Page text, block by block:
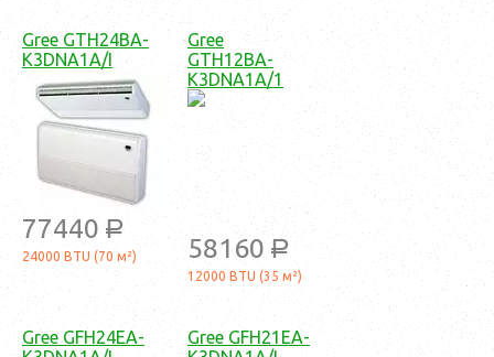
Gree GTH24BA-
K3DNA1A/I
77440 a
24000 BTU (70 м²)
Gree
GTH12BA-
K3DNA1A/1
58160 a
12000 BTU (35 м²)
Gree GFH24EA-
Gree GFH21EA-